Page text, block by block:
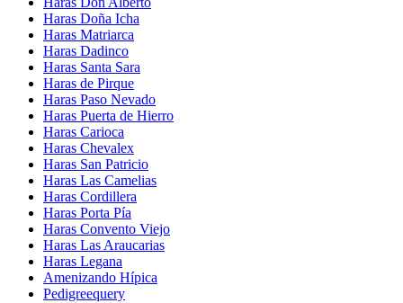
Haras Doña Icha
Haras Matriarca
Haras Dadinco
Haras Santa Sara
Haras de Pirque
Haras Paso Nevado
Haras Puerta de Hierro
Haras Carioca
Haras Chevalex
Haras San Patricio
Haras Las Camelias
Haras Cordillera
Haras Porta Pía
Haras Convento Viejo
Haras Las Araucarias
Haras Legana
Amenizando Hípica
Pedigreequery